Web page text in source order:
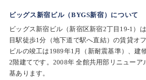
ビッグス新宿ビル（BYGS新宿）について
ビッグス新宿ビル（新宿区新宿2丁目19-1）
目駅徒歩1分（地下道で駅へ直結）の賃貸オ
ビルの竣工は1989年1月（新耐震基準）、建
2階建てです。2008年 全館共用部リニューア
基あります。